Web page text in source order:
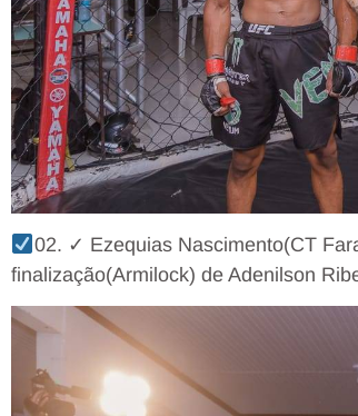
02. ✓ Ezequias Nascimento(CT
finalização(Armilock) de Adenilson